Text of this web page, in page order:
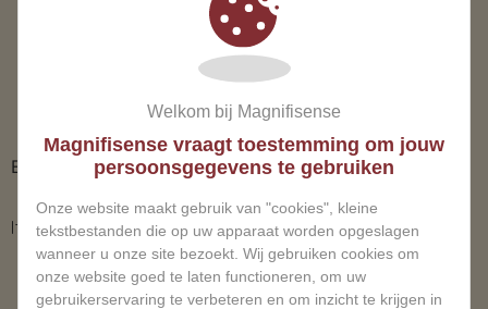
TAGS
Er is geen bericht
It seems we can't find what you're looking for.
ER IS GEEN BERICHT
Welkom bij Magnifisense
Magnifisense vraagt toestemming om jouw
persoonsgegevens te gebruiken
Onze website maakt gebruik van "cookies", kleine
tekstbestanden die op uw apparaat worden opgeslagen
wanneer u onze site bezoekt. Wij gebruiken cookies om
onze website goed te laten functioneren, om uw
gebruikerservaring te verbeteren en om inzicht te krijgen in